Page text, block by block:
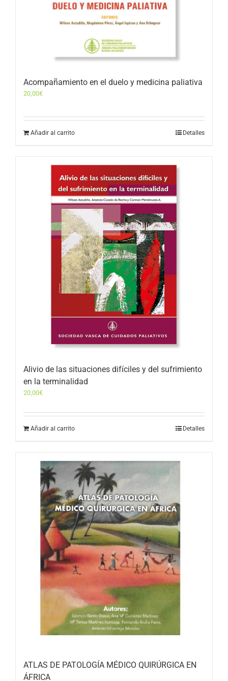
Acompañamiento en el duelo y medicina paliativa
20,00€
Añadir al carrito Detalles
Alivio de las situaciones difíciles y del sufrimiento
en la terminalidad
20,00€
Añadir al carrito Detalles
ATLAS DE PATOLOGÍA MÉDICO QUIRÚRGICA EN
ÁFRICA